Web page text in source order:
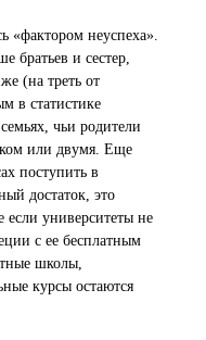
«фактором неуспеха».
братьев и сестер,
(на треть от
в статистике
чьи родители
или двумя. Еще
поступить в
достаток, это
если университеты не
с ее бесплатным
школы,
курсы остаются